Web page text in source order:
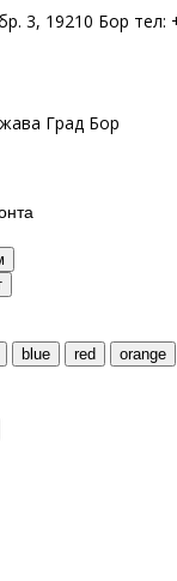
3, 19210 Бор тел:
Град Бор
blue red orange